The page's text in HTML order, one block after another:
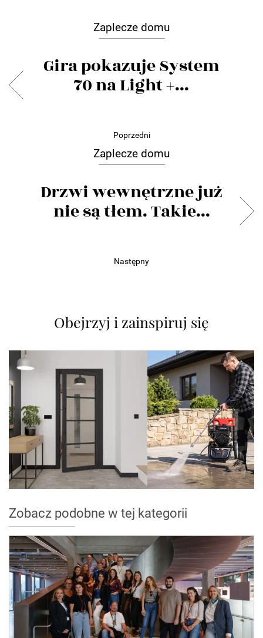
Zaplecze domu
Gira pokazuje System
70 na Light +...
Poprzedni
Zaplecze domu
Drzwi wewnętrzne już
nie są tłem. Takie...
Następny
Obejrzyj i zainspiruj się
Zobacz podobne w tej kategorii